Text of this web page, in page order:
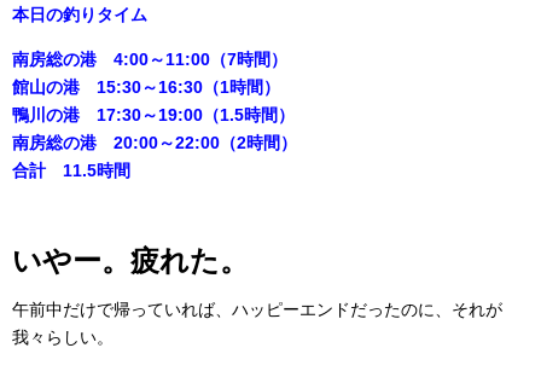
本日の釣りタイム
南房総の港 4:00～11:00（7時間）
館山の港 15:30～16:30（1時間）
鴨川の港 17:30～19:00（1.5時間）
南房総の港 20:00～22:00（2時間）
合計 11.5時間
いやー。疲れた。
午前中だけで帰っていれば、ハッピーエンドだったのに、それが
我々らしい。